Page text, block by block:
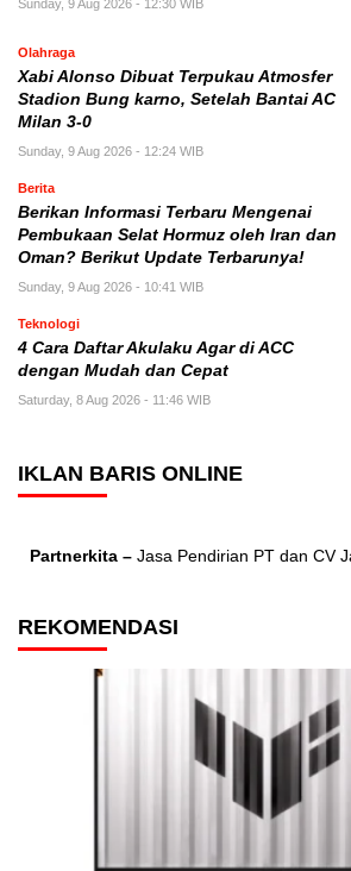
Sunday, 9 Aug 2026 - 12:30 WIB
Olahraga
Xabi Alonso Dibuat Terpukau Atmosfer
Stadion Bung karno, Setelah Bantai AC
Milan 3-0
Sunday, 9 Aug 2026 - 12:24 WIB
Berita
Berikan Informasi Terbaru Mengenai
Pembukaan Selat Hormuz oleh Iran dan
Oman? Berikut Update Terbarunya!
Sunday, 9 Aug 2026 - 10:41 WIB
Teknologi
4 Cara Daftar Akulaku Agar di ACC
dengan Mudah dan Cepat
Saturday, 8 Aug 2026 - 11:46 WIB
IKLAN BARIS ONLINE
Partnerkita – Jasa Pendirian PT dan CV
REKOMENDASI